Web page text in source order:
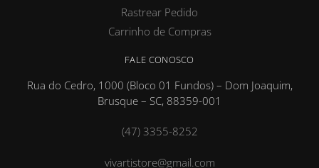
Rastrear Pedido
Carrinho de Compras
FALE CONOSCO
Rua do Cedro, 1000 (Bloco 01 Fundos) – Dom Joaquim,
Brusque – SC, 88359-001
(47) 3355-8252
vivartistore@gmail.com